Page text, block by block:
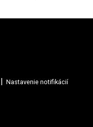
Nastavenie notifikácií